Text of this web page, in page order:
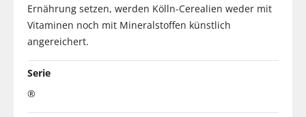
Ernährung setzen, werden Kölln-Cerealien weder mit
Vitaminen noch mit Mineralstoffen künstlich
angereichert.
Serie
®